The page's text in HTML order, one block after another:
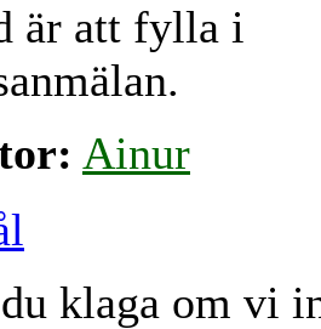
är att fylla i
Ainur
klaga om vi